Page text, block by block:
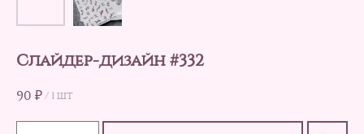
Слайдер-дизайн #332
90 ₽ / 1 шт